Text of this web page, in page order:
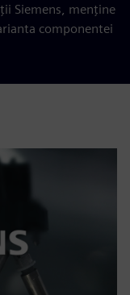
Siemens, menține
componentei